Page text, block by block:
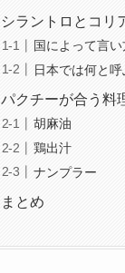
シラントロとコリ
国によって言い
日本では何と呼
パクチーが合う料
胡麻油
鶏出汁
ナンプラー
まとめ